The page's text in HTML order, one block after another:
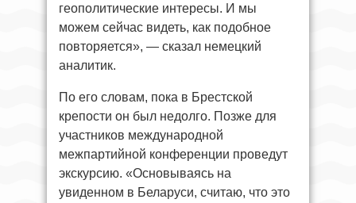
геополитические интересы. И мы
можем сейчас видеть, как подобное
повторяется», — сказал немецкий
аналитик.
По его словам, пока в Брестской
крепости он был недолго. Позже для
участников международной
межпартийной конференции проведут
экскурсию. «Основываясь на
увиденном в Беларуси, считаю, что это